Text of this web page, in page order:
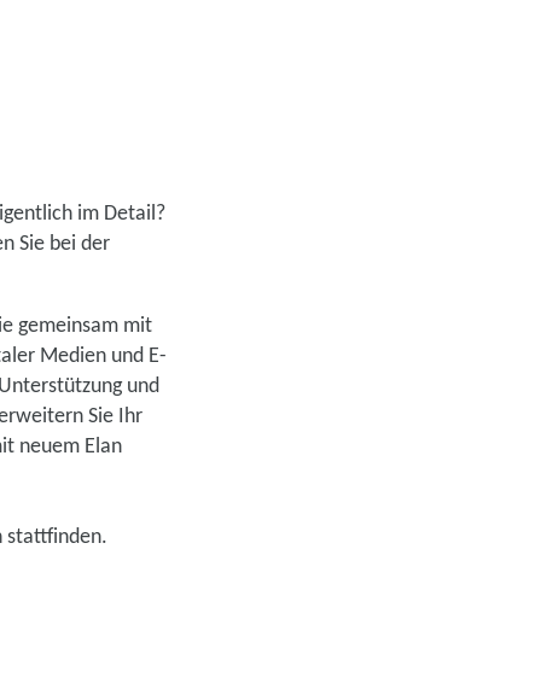
im Detail?
Sie bei der
gemeinsam mit
Medien und E-
und
Sie Ihr
neuem Elan
stattfinden.